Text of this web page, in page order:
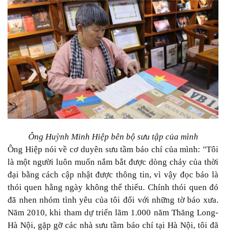
Ông Huỳnh Minh Hiệp bên bộ sưu tập của mình
Ông Hiệp nói về cơ duyên sưu tầm báo chí của mình: "Tôi
là một người luôn muốn nắm bắt được dòng chảy của thời
đại bằng cách cập nhật được thông tin, vì vậy đọc báo là
thói quen hằng ngày không thể thiếu. Chính thói quen đó
đã nhen nhóm tình yêu của tôi đối với những tờ báo xưa.
Năm 2010, khi tham dự triển lãm 1.000 năm Thăng Long-
Hà Nội, gặp gỡ các nhà sưu tầm báo chí tại Hà Nội, tôi đã